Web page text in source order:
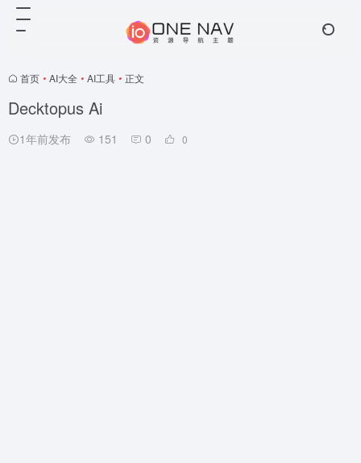
首页 • AI大全 • AI工具 • 正文
Decktopus Ai
1年前发布 151 0 0